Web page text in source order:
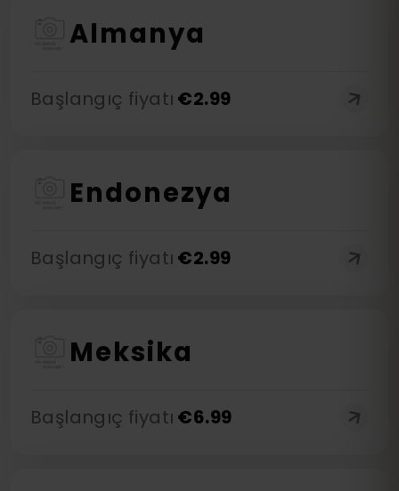
Almanya
Başlangıç fiyatı €2.99
Endonezya
Başlangıç fiyatı €2.99
Meksika
Başlangıç fiyatı €6.99